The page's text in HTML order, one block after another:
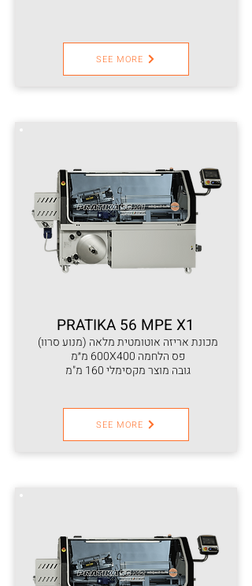
SEE MORE
PRATIKA 56 MPE X1
מכונת אריזה אוטומטית מלאה (מנוע סרוו)
פס הלחמה 600X400 מ״מ
גובה מוצר מקסימלי 160 מ"מ
SEE MORE